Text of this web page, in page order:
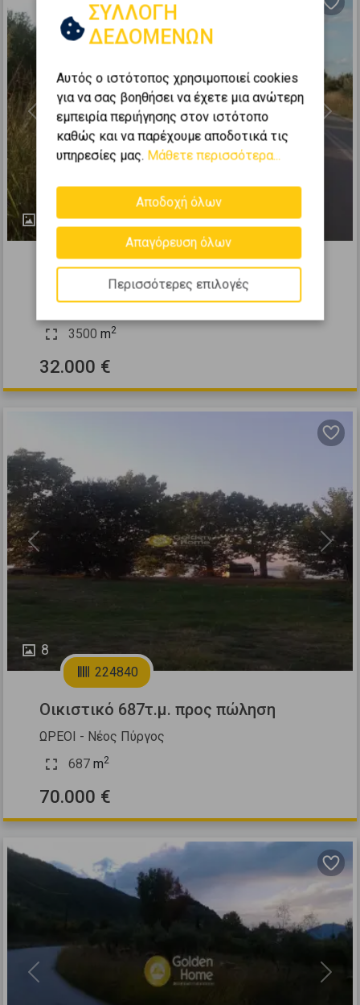
Previous Next
155391
Οικιστικό 3500τ.μ. προς πώληση
ΩΡΕΟΙ - Ταξιάρχης
3500 m2
32.000 €
8
Previous Next
224840
Οικιστικό 687τ.μ. προς πώληση
ΩΡΕΟΙ - Νέος Πύργος
687 m2
70.000 €
Previous Next
ΣΥΛΛΟΓΗ
ΔΕΔΟΜΕΝΩΝ
Αυτός ο ιστότοπος χρησιμοποιεί cookies
για να σας βοηθήσει να έχετε μια ανώτερη
εμπειρία περιήγησης στον ιστότοπο
καθώς και να παρέχουμε αποδοτικά τις
υπηρεσίες μας. Μάθετε περισσότερα...
Αποδοχή όλων
Απαγόρευση όλων
Περισσότερες επιλογές